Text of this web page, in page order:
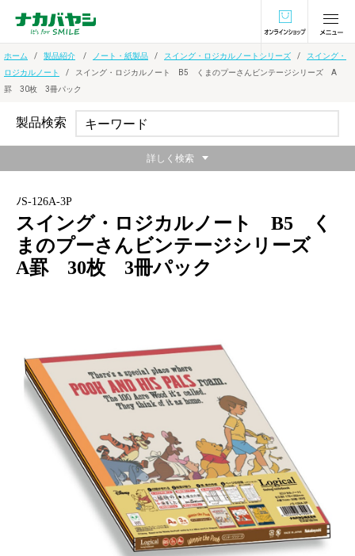
オンラインショ
ホーム 製品紹介 ノート・紙製品 スイング・ロジカルノートシリーズ
スイング・
ロジカルノート
スイング・ロジカルノート B5 くまのプーさんビンテージシリーズ A
罫 30枚 3冊パック
ﾉS-126A-3P
スイング・ロジカルノート B5 く
まのプーさんビンテージシリーズ
A罫 30枚 3冊パック
ビンテージテーストのプーさんです。
メーカー希望小売価格：
オープン
表紙は、従来のコートボール紙よりも厚く、風合いのあるクラフ
トボール紙を使用しています
製品検索
詳しく検索